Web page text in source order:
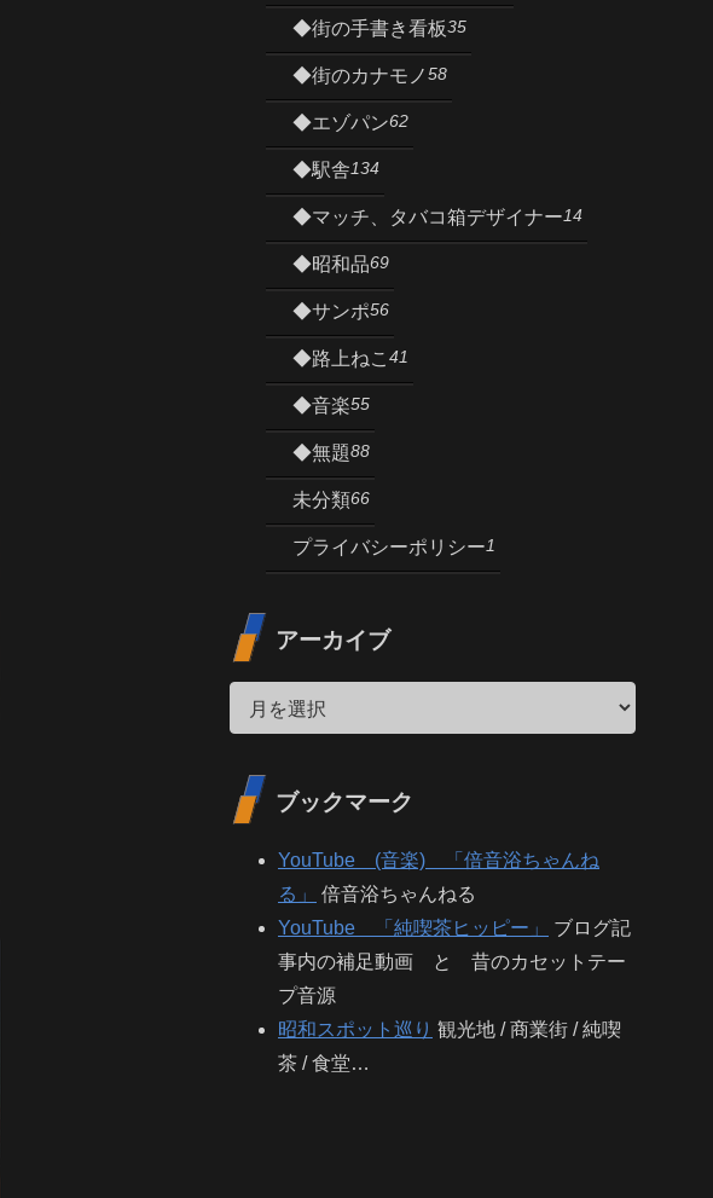
◆街の手書き看板35
◆街のカナモノ58
◆エゾパン62
◆駅舎134
◆マッチ、タバコ箱デザイナー14
◆昭和品69
◆サンポ56
◆路上ねこ 41
◆音楽55
◆無題88
未分類66
プライバシーポリシー1
アーカイブ
ブックマーク
YouTube (音楽) 「倍音浴ちゃんね
る」
倍音浴ちゃんねる
YouTube 「純喫茶ヒッピー」
ブログ記
事内の補足動画 と 昔のカセットテー
プ音源
昭和スポット巡り 観光地 / 商業街 / 純喫
茶 / 食堂…